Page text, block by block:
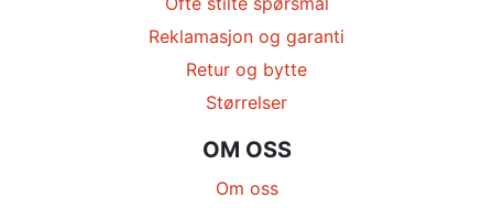
Reklamasjon og garanti
Retur og bytte
Størrelser
OM OSS
Om oss